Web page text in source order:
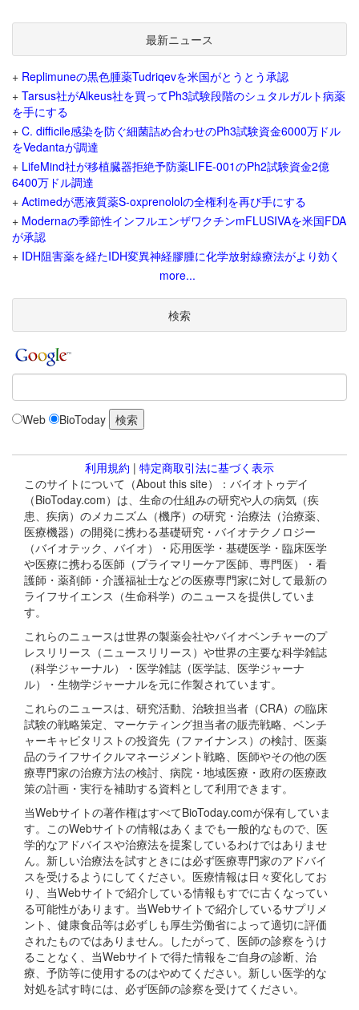
最新ニュース
+ Replimuneの黒色腫薬Tudriqevを米国がとうとう承認
+ Tarsus社がAlkeus社を買ってPh3試験段階のシュタルガルト病薬
を手にする
+ C. difficile感染を防ぐ細菌詰め合わせのPh3試験資金6000万ドル
をVedantaが調達
+ LifeMind社が移植臓器拒絶予防薬LIFE-001のPh2試験資金2億
6400万ドル調達
+ Actimedが悪液質薬S-oxprenololの全権利を再び手にする
+ Modernaの季節性インフルエンザワクチンmFLUSIVAを米国FDA
が承認
+ IDH阻害薬を経たIDH変異神経膠腫に化学放射線療法がより効く
more...
検索
Web BioToday
利用規約 | 特定商取引法に基づく表示
このサイトについて（About this site）：バイオトゥデイ
（BioToday.com）は、生命の仕組みの研究や人の病気（疾
患、疾病）のメカニズム（機序）の研究・治療法（治療薬、
医療機器）の開発に携わる基礎研究・バイオテクノロジー
（バイオテック、バイオ）・応用医学・基礎医学・臨床医学
や医療に携わる医師（プライマリーケア医師、専門医）・看
護師・薬剤師・介護福祉士などの医療専門家に対して最新の
ライフサイエンス（生命科学）のニュースを提供していま
す。
これらのニュースは世界の製薬会社やバイオベンチャーのプ
レスリリース（ニュースリリース）や世界の主要な科学雑誌
（科学ジャーナル）・医学雑誌（医学誌、医学ジャーナ
ル）・生物学ジャーナルを元に作製されています。
これらのニュースは、研究活動、治験担当者（CRA）の臨床
試験の戦略策定、マーケティング担当者の販売戦略、ベンチ
ャーキャピタリストの投資先（ファイナンス）の検討、医薬
品のライフサイクルマネージメント戦略、医師やその他の医
療専門家の治療方法の検討、病院・地域医療・政府の医療政
策の計画・実行を補助する資料として利用できます。
当Webサイトの著作権はすべてBioToday.comが保有していま
す。このWebサイトの情報はあくまでも一般的なもので、医
学的なアドバイスや治療法を提案しているわけではありませ
ん。新しい治療法を試すときには必ず医療専門家のアドバイ
スを受けるようにしてください。医療情報は日々変化してお
り、当Webサイトで紹介している情報もすでに古くなってい
る可能性があります。当Webサイトで紹介しているサプリメ
ント、健康食品等は必ずしも厚生労働省によって適切に評価
されたものではありません。したがって、医師の診察をうけ
ることなく、当Webサイトで得た情報をご自身の診断、治
療、予防等に使用するのはやめてください。新しい医学的な
対処を試す時には、必ず医師の診察を受けてください。